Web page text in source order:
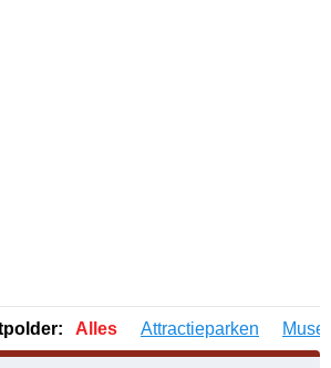
Alles Attractieparken